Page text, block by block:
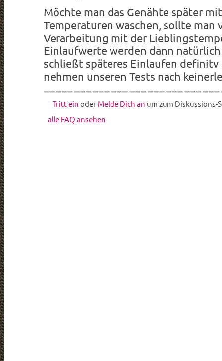
Möchte man das Genähte später
Temperaturen waschen, sollte man
Verarbeitung mit der
Einlaufwerte werden dann natürlich
schließt späteres Einlaufen definitv
nehmen unseren Tests nach
Tritt ein oder Melde Dich an um zum
alle FAQ ansehen